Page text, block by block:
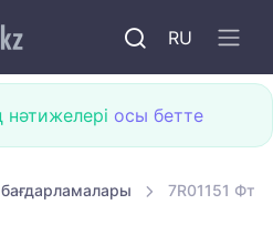
RU
осы бетте
бағдарламалары 7R01151